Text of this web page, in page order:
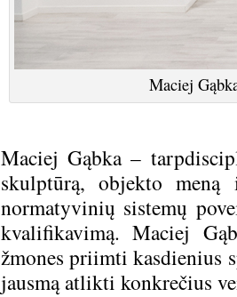
Maciej
Maciej Gąbka –
skulptūrą, objekto
normatyvinių sistemų
kvalifikavimą. Maciej
žmones priimti kasdienius
jausmą atlikti konkrečius